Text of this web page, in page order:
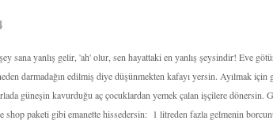
sana yanlış gelir, 'ah' olur, sen hayattaki en yanlış şeysindir! Eve
darmadağın edilmiş diye düşünmekten kafayı yersin. Ayılmak
güneşin kavurduğu aç çocuklardan yemek çalan işçilere dönersin.
shop paketi gibi emanette hissedersin: 1 litreden fazla gelmenin